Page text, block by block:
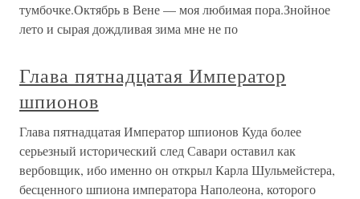
тумбочке.Октябрь в Вене — моя любимая пора.Знойное
лето и сырая дождливая зима мне не по
Глава пятнадцатая Император
шпионов
Глава пятнадцатая Император шпионов Куда более
серьезный исторический след Савари оставил как
вербовщик, ибо именно он открыл Карла Шульмейстера,
бесценного шпиона императора Наполеона, которого